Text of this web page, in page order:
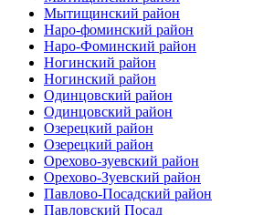
Мытищинский район
Наро-фоминский район
Наро-Фоминский район
Ногинский район
Ногинский район
Одинцовский район
Одинцовский район
Озерецкий район
Озерецкий район
Орехово-зуевский район
Орехово-Зуевский район
Павлово-Посадский район
Павловский Посад